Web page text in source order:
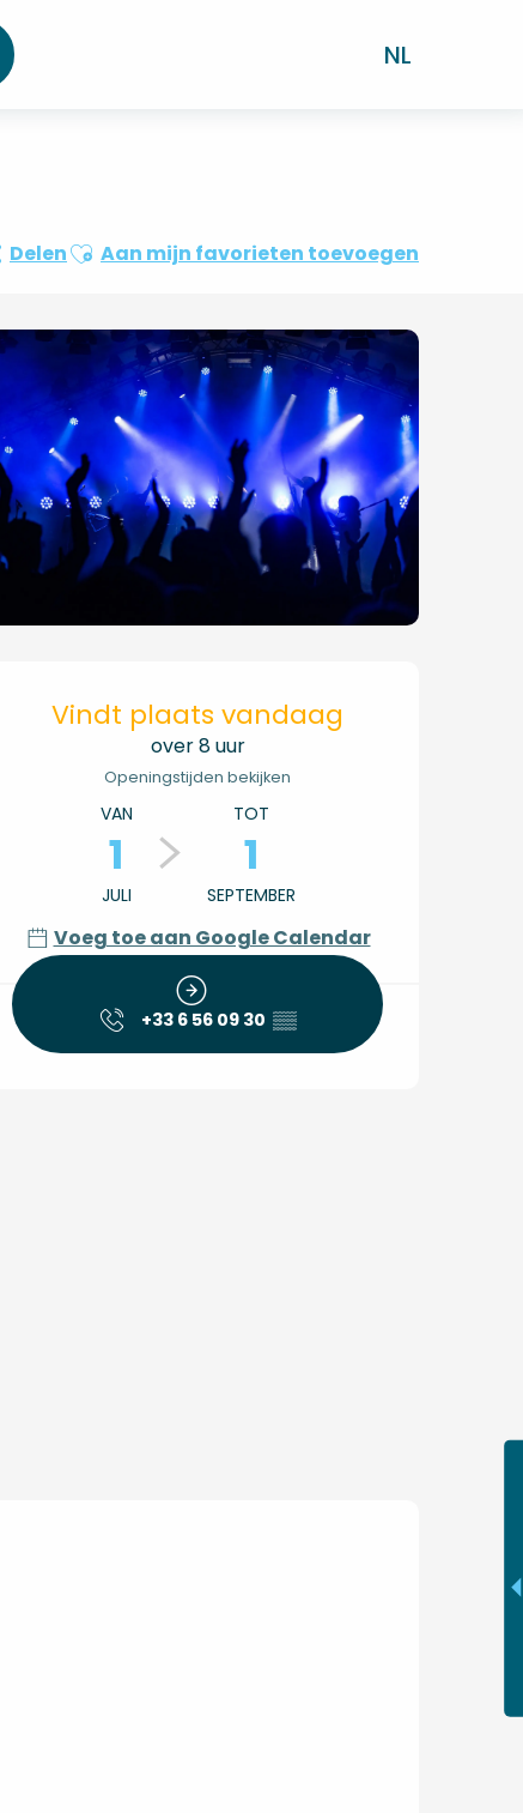
NL
DelenAjouter aux favoris
Aan mijn favorieten toevoegen
Openingstijden en
Vindt plaats vandaag
over 8 uur
Openingstijden bekijken
VAN
1
JULI
TOT
1
SEPTEMBER
Voeg toe aan Google Calendar
+33 6 56 09 30 ▒▒